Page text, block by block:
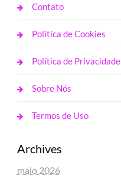
Contato
Política de Cookies
Política de Privacidade
Sobre Nós
Termos de Uso
Archives
maio 2026